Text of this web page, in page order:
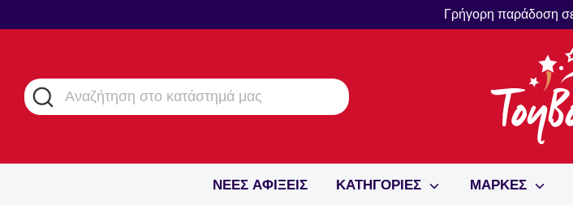
στο
Γρήγορη παράδοση
Αναζήτηση
Αναζήτηση
στο
ΝΕΕΣ ΑΦΙΞΕΙΣ ΚΑΤΗΓΟΡΙΕΣ ΜΑΡΚΕΣ